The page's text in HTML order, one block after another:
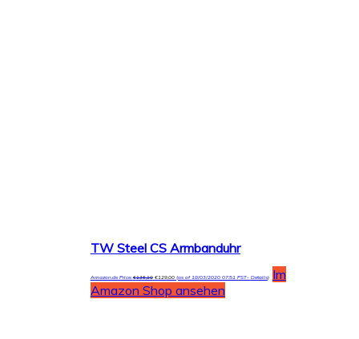
TW Steel CS Armbanduhr
Amazon.de Price:€135,10 €129,00(as of 18/03/2020 07:51 PST- Details)
Im
Amazon Shop ansehen